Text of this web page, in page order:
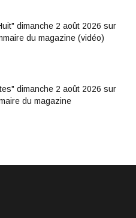
dimanche 2 août 2026 sur
du magazine (vidéo)
dimanche 2 août 2026 sur
du magazine